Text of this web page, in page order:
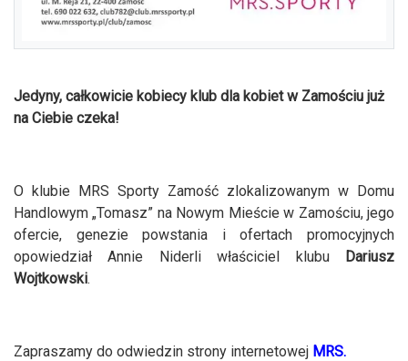
Jedyny, całkowicie kobiecy klub dla kobiet w Zamościu już
na Ciebie czeka!
O klubie MRS Sporty Zamość zlokalizowanym w Domu
Handlowym „Tomasz” na Nowym Mieście w Zamościu, jego
ofercie, genezie powstania i ofertach promocyjnych
opowiedział Annie Niderli właściciel klubu
Dariusz
Wojtkowski.
Zapraszamy do odwiedzin strony internetowej MRS.